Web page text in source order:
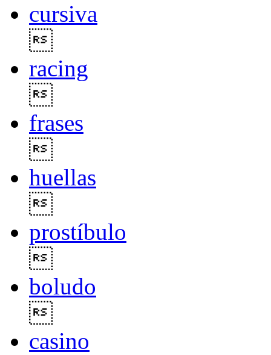
cursiva
racing
frases
huellas
prostíbulo
boludo
casino